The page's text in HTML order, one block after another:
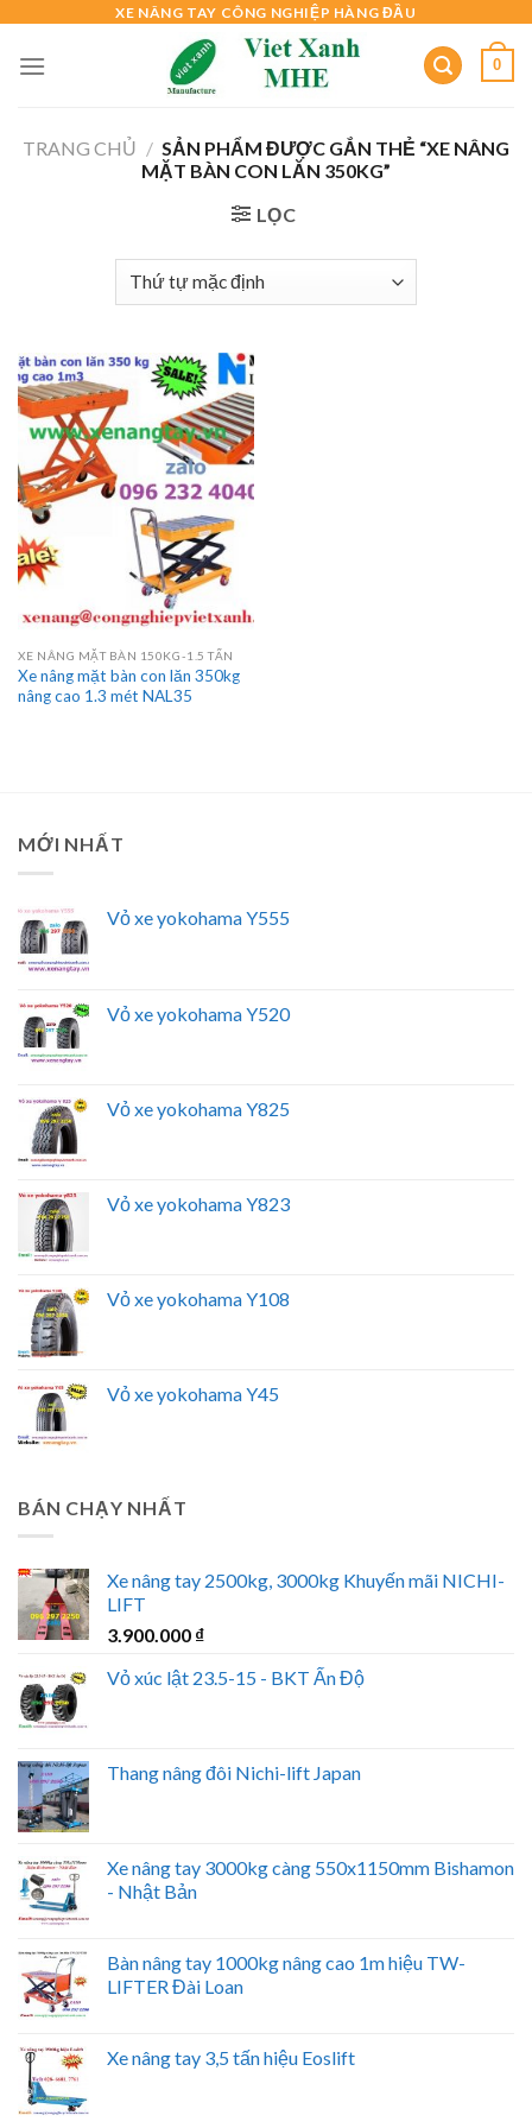
content
XE NÂNG TAY CÔNG NGHIỆP HÀNG ĐẦU
0
TRANG CHỦ / SẢN PHẨM ĐƯỢC GẮN THẺ “XE NÂNG
MẶT BÀN CON LĂN 350KG”
LỌC
XE NÂNG MẶT BÀN 150KG-1.5 TẤN
Xe nâng mặt bàn con lăn 350kg
nâng cao 1.3 mét NAL35
MỚI NHẤT
Vỏ xe yokohama Y555
Vỏ xe yokohama Y520
Vỏ xe yokohama Y825
Vỏ xe yokohama Y823
Vỏ xe yokohama Y108
Vỏ xe yokohama Y45
BÁN CHẠY NHẤT
Xe nâng tay 2500kg, 3000kg Khuyến mãi NICHI-
LIFT
3.900.000 ₫
Vỏ xúc lật 23.5-15 - BKT Ấn Độ
Thang nâng đôi Nichi-lift Japan
Xe nâng tay 3000kg càng 550x1150mm Bishamon
- Nhật Bản
Bàn nâng tay 1000kg nâng cao 1m hiệu TW-
LIFTER Đài Loan
Xe nâng tay 3,5 tấn hiệu Eoslift